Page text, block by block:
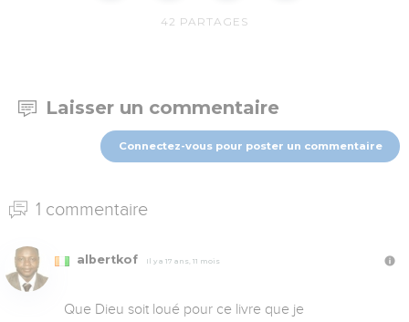
42 PARTAGES
Laisser un commentaire
Connectez-vous pour poster un commentaire
1 commentaire
albertkof Il y a 17 ans, 11 mois
Que Dieu soit loué pour ce livre que je